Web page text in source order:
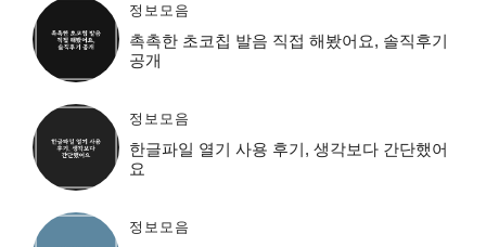
정보모음
촉촉한 초코칩 발음 직접 해봤어요, 솔직후기
공개
정보모음
한글파일 열기 사용 후기, 생각보다 간단했어
요
정보모음